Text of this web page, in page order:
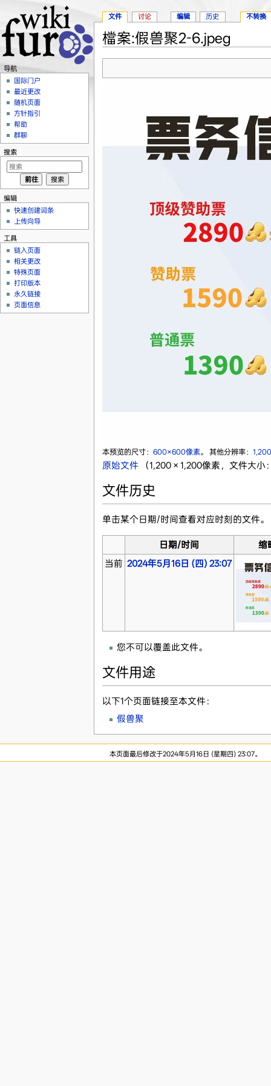
檔案:假兽聚2-6.jpeg
本预览的尺寸： 600×600像素。 其他分辨率：
原始文件‎ （1,200 × 1,200像素，文件大
文件历史
单击某个日期/时间查看对应时刻的文件。
日期/时间
缩
当前 2024年5月16日 (四) 23:07
您不可以覆盖此文件。
文件用途
以下1个页面链接至本文件：
假兽聚
文件 讨论 编辑 历史 不转换
导航
国际门户
最近更改
随机页面
方针指引
帮助
群聊
搜索
编辑
快速创建词条
上传向导
工具
链入页面
相关更改
特殊页面
打印版本
永久链接
页面信息
本页面最后修改于2024年5月16日 (星期四) 23:07。